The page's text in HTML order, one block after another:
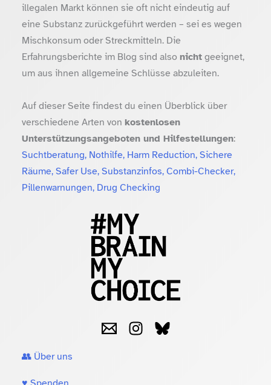
illegalen Markt können sie oft nicht eindeutig auf
eine Substanz zurückgeführt werden – sei es wegen
Mischkonsum oder Streckmitteln. Die
Erfahrungsberichte im Blog sind also nichtgeeignet,
um aus ihnen allgemeine Schlüsse abzuleiten.
Auf dieser Seite findest du einen Überblick über
verschiedene Arten von kostenlosen
Unterstützungsangeboten und Hilfestellungen:
Suchtberatung, Nothilfe, Harm Reduction, Sichere
Räume, Safer Use, Substanzinfos, Combi-Checker,
Pillenwarnungen, Drug Checking
👥 Über uns